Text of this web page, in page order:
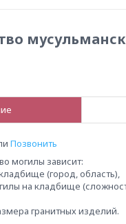
Позвонить
могилы зависит:
(город, область),
на кладбище
гранитных изделий.